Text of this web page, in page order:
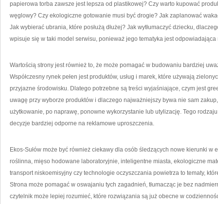
papierowa torba zawsze jest lepsza od plastikowej? Czy warto kupować
węglowy? Czy ekologiczne gotowanie musi być drogie? Jak zaplanować
Jak wybierać ubrania, które posłużą dłużej? Jak wytłumaczyć dziecku,
wpisuje się w taki model serwisu, ponieważ jego tematyka jest
Wartością strony jest również to, że może pomagać w budowaniu bardziej
Współczesny rynek pełen jest produktów, usług i marek, które używają
przyjazne środowisku. Dlatego potrzebne są treści wyjaśniające, czym jest
uwagę przy wyborze produktów i dlaczego najważniejszy bywa nie sam
użytkowanie, po naprawę, ponowne wykorzystanie lub utylizację. Tego
decyzje bardziej odporne na reklamowe uproszczenia.
Ekos-Sułów może być również ciekawy dla osób śledzących nowe kierunki w
roślinna, mięso hodowane laboratoryjnie, inteligentne miasta, ekologiczne
transport niskoemisyjny czy technologie oczyszczania powietrza to tematy,
Strona może pomagać w oswajaniu tych zagadnień, tłumacząc je bez
czytelnik może lepiej rozumieć, które rozwiązania są już obecne w